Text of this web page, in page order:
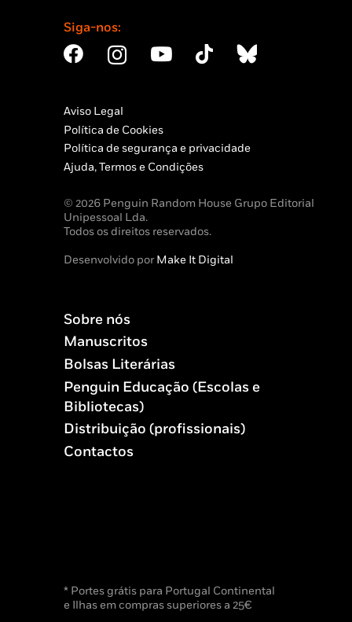
Siga-nos:
Aviso Legal
Política de Cookies
Política de segurança e privacidade
Ajuda, Termos e Condições
© 2026 Penguin Random House Grupo Editorial
Unipessoal Lda.
Todos os direitos reservados.
Desenvolvido porMake It Digital
Sobre nós
Manuscritos
Bolsas Literárias
Penguin Educação (Escolas e
Bibliotecas)
Distribuição (profissionais)
Contactos
* Portes grátis para Portugal Continental
e Ilhas em compras superiores a 25€